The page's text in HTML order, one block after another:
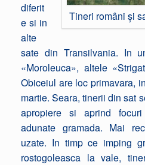
Tineri români și
diferit
e si in
alte
sate din Transilvania. In
«Moroleuca», altele
Obiceiul are loc primavara,
martie. Seara, tinerii din sat
apropiere si aprind
adunate gramada. Mai
uzate. In timp ce imping
rostogoleasca la vale,